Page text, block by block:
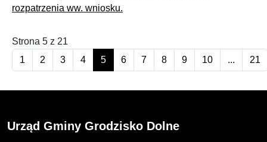
rozpatrzenia ww. wniosku.
Strona 5 z 21
1
2 3 4 5 6 7 8 9 10 ... 21
Urząd Gminy Grodzisko Dolne